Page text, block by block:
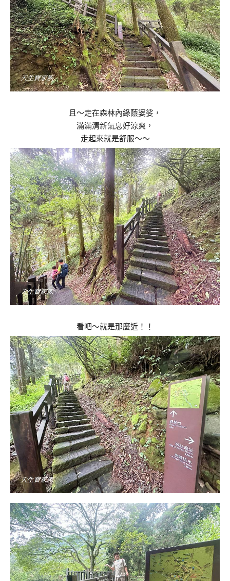
且～走在森林內綠蔭婆娑，
滿滿清新氣息好涼爽，
走起來就是舒服～～
看吧～就是那麼近！！